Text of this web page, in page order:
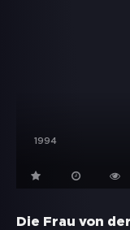
1994